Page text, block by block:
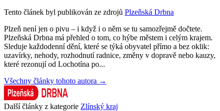
Tento článek byl publikován ze zdrojů Plzeňská Drbna
Plzeň není jen o pivu – i když i o něm se tu samozřejmě dočtete.
Plzeňská Drbna má přehled o tom, co hýbe městem i celým krajem.
Sleduje každodenní dění, které se týká obyvatel přímo a bez oklik:
uzavírky, nehody, rozhodnutí radnice, změny v dopravě nebo kauzy,
které rezonují od Lochotína po...
Všechny články tohoto autora →
Další články z kategorie Zlínský kraj